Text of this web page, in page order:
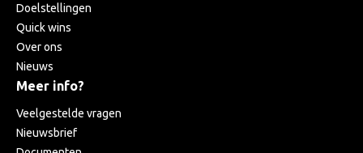
Doelstellingen
Quick wins
Over ons
Nieuws
Meer info?
Veelgestelde vragen
Nieuwsbrief